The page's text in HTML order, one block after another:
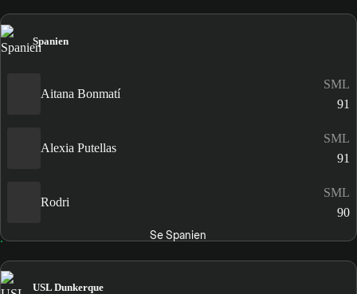
Spanien
Aitana Bonmatí
SML
91
Alexia Putellas
SML
91
Rodri
SML
90
Se Spanien
USL Dunkerque